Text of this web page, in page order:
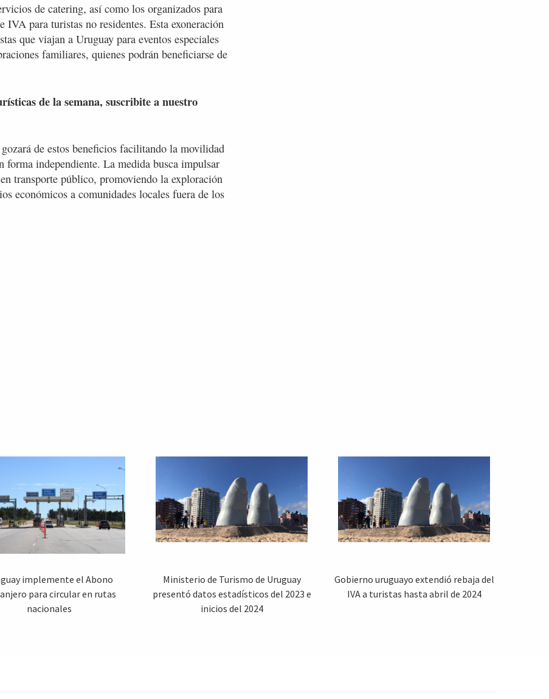
de catering, así como los organizados para
IVA para turistas no residentes. Esta exoneración
que viajan a Uruguay para eventos especiales
familiares, quienes podrán beneficiarse de
de la semana, suscribite a nuestro
de estos beneficios facilitando la movilidad
forma independiente. La medida busca impulsar
transporte público, promoviendo la exploración
económicos a comunidades locales fuera de los
implemente el Abono
para circular en rutas
nacionales
Ministerio de Turismo de Uruguay
presentó datos estadísticos del 2023 e
inicios del 2024
Gobierno uruguayo extendió rebaja del
IVA a turistas hasta abril de 2024